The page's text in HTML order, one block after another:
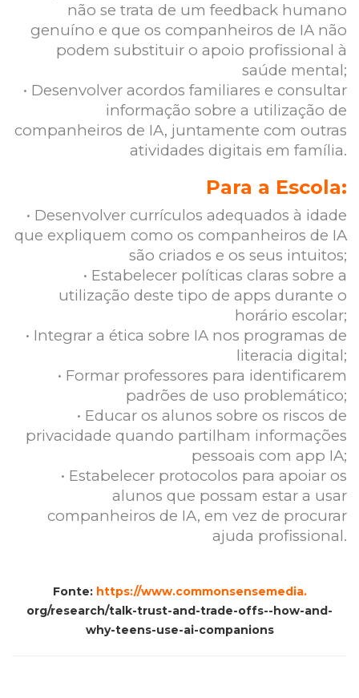
não se trata de um feedback humano
genuíno e que os companheiros de IA não
podem substituir o apoio profissional à
saúde mental;
• Desenvolver acordos familiares e consultar
informação sobre a utilização de
companheiros de IA, juntamente com outras
atividades digitais em família.
Para a Escola:
• Desenvolver currículos adequados à idade
que expliquem como os companheiros de IA
são criados e os seus intuitos;
• Estabelecer políticas claras sobre a
utilização deste tipo de apps durante o
horário escolar;
• Integrar a ética sobre IA nos programas de
literacia digital;
• Formar professores para identificarem
padrões de uso problemático;
• Educar os alunos sobre os riscos de
privacidade quando partilham informações
pessoais com app IA;
• Estabelecer protocolos para apoiar os
alunos que possam estar a usar
companheiros de IA, em vez de procurar
ajuda profissional.
Fonte: https://www.commonsensemedia.
org/research/talk-trust-and-trade-offs--how-and-
why-teens-use-ai-companions